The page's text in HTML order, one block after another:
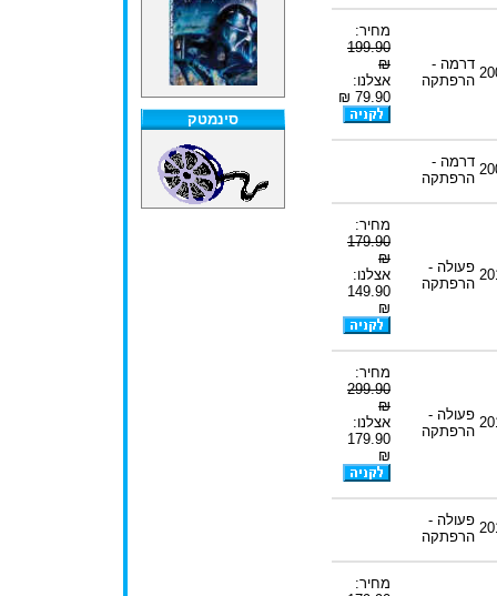
סינמטק
דרמה -
הרפתקה
מחיר:
199.90
₪
אצלנו:
79.90 ₪
דרמה -
הרפתקה
פעולה -
הרפתקה
מחיר:
179.90
₪
אצלנו:
149.90
₪
פעולה -
הרפתקה
מחיר:
299.90
₪
אצלנו:
179.90
₪
פעולה -
הרפתקה
מחיר: